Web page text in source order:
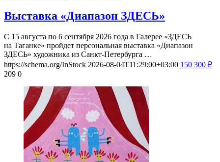
Выставка «Диапазон ЗДЕСЬ»
С 15 августа по 6 сентября 2026 года в Галерее «ЗДЕСЬ
на Таганке» пройдет персональная выставка «Диапазон
ЗДЕСЬ» художника из Санкт-Петербурга …
https://schema.org/InStock 2026-08-04T11:29:00+03:00 150 300 ₽
209 0